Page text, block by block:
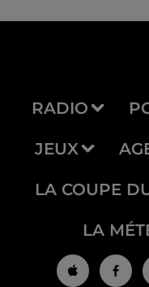
RADIO
JEUX
LA COUPE
LA